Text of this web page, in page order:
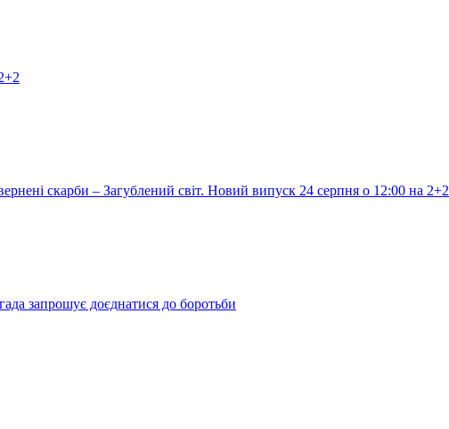
скарби – Загублений світ. Новий випуск 24 серпня о 12:00 на 2+2
запрошує доєднатися до боротьби